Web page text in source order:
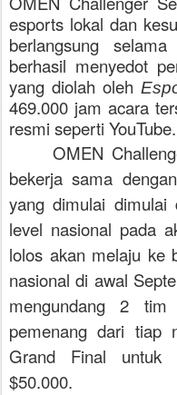
esports lokal dan
berlangsung
berhasil menyedot
yang diolah oleh
469.000 jam acara
resmi seperti YouTube.
OMEN
bekerja sama
yangdimulai dimulai
level nasional pada
lolos akan melaju ke
nasional di awal
mengundang 2 tim
pemenang dari tiap
Grand Final untuk
$50.000.